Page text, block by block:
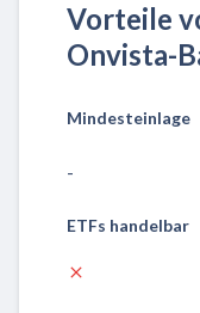
Vorteile
Onvista-
Mindesteinlage
-
ETFs handelbar